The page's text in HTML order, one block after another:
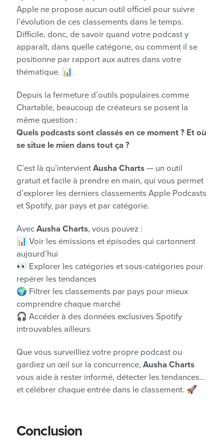
Apple ne propose aucun outil officiel pour suivre
l’évolution de ces classements dans le temps.
Difficile, donc, de savoir quand votre podcast y
apparaît, dans quelle catégorie, ou comment il se
positionne par rapport aux autres dans votre
thématique. 📊
Depuis la fermeture d’outils populaires comme
Chartable, beaucoup de créateurs se posent la
même question :
Quels podcasts sont classés en ce moment ? Et où
se situe le mien dans tout ça ?
C’est là qu’intervient Ausha Charts — un outil
gratuit et facile à prendre en main, qui vous permet
d’explorer les derniers classements Apple Podcasts
et Spotify, par pays et par catégorie.
Avec Ausha Charts, vous pouvez :
📊 Voir les émissions et épisodes qui cartonnent
aujourd’hui
👀 Explorer les catégories et sous-catégories pour
repérer les tendances
🌍 Filtrer les classements par pays pour mieux
comprendre chaque marché
🎧 Accéder à des données exclusives Spotify
introuvables ailleurs
Que vous surveilliez votre propre podcast ou
gardiez un œil sur la concurrence, Ausha Charts
vous aide à rester informé, détecter les tendances…
et célébrer chaque entrée dans le classement. 🚀
Conclusion